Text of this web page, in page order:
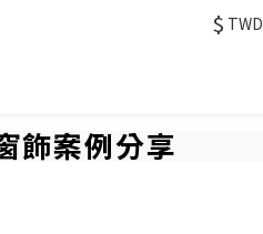
$ TWD
飾案例分享